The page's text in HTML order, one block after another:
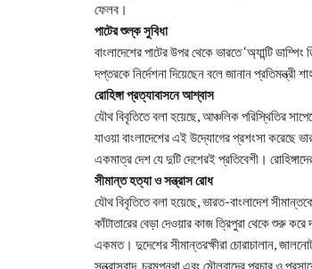
ফেলব।
পাটের শুল্ক সুবিধা
বাংলাদেশের পাটের উপর থেকে ভারতে ‘অ্যান্টি
দপ্তরকে নির্দেশনা দিয়েছেন বলে জানান প্রতিমন্ত্রী
রোহিঙ্গা প্রত্যাবাসনে আশ্বাস
যৌথ বিবৃতিতে বলা হয়েছে, আঞ্চলিক পরিস্থিতির
যাওয়া বাংলাদেশের এই উদ্যোগের প্রশংসা করেছে
একমাত্র দেশ যে দুটি দেশেরই প্রতিবেশী।
সীমান্ত হত্যা ও সন্ত্রাস রোধ
যৌথ বিবৃতিতে বলা হয়েছে, ভারত-বাংলাদেশ
কাঁটাতারের বেড়া দেওয়ার কাজ ত্রিপুরা থেকে শুরু
একমত। দুদেশের সীমান্তরক্ষীরা চোরাচালান,
সন্ত্রাসবাদ, চরমপন্থা এবং মৌলবাদের প্রচার ও